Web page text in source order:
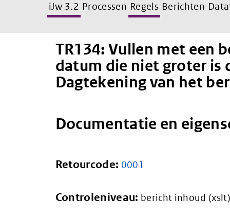
iJw 3.2 Processen Regels Berichten
TR134: Vullen met een
datum die niet groter is
Dagtekening van het
Documentatie en
Retourcode: 0001
Controleniveau: bericht inhoud